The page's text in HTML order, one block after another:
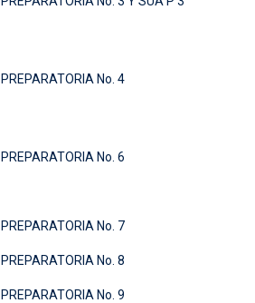
PREPARATORIA No. 4
PREPARATORIA No. 6
PREPARATORIA No. 7
PREPARATORIA No. 8
PREPARATORIA No. 9